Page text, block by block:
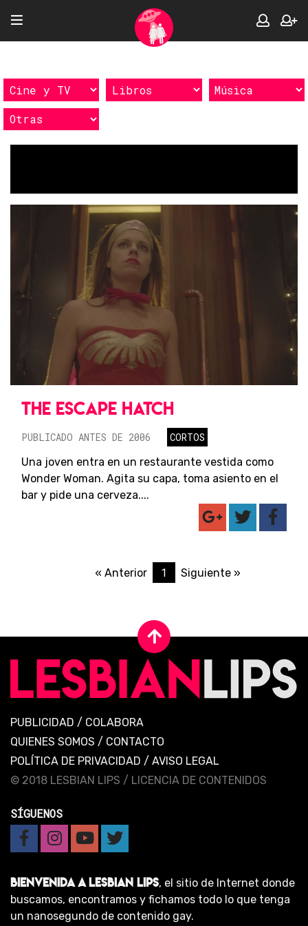
THE ESCAPE HATCH
PUBLICADO ANTES DE 2006
CORTOS
Una joven entra en un restaurante vestida como
Wonder Woman. Agita su capa, toma asiento en el
bar y pide una cerveza....
« Anterior 1 Siguiente »
PUBLICIDAD / COLABORA
QUIENES SOMOS / CONTACTO
POLÍTICA DE PRIVACIDAD / AVISO LEGAL
© 2018 LESBIAN LIPS / LICENCIA DE CONTENIDOS
SÍGUENOS
BIENVENIDA A LESBIAN LIPS, el sitio de Internet donde
buscamos, encontramos y fichamos todo lo que tenga
un nanosegundo de contenido gay.